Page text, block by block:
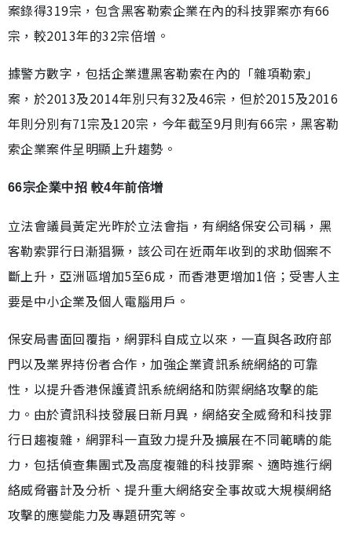
案錄得319宗，包含黑客勒索企業在內的科技罪案亦有66
宗，較2013年的32宗倍增。
據警方數字，包括企業遭黑客勒索在內的「雜項勒索」
案，於2013及2014年別只有32及46宗，但於2015及2016
年則分別有71宗及120宗，今年截至9月則有66宗，黑客勒
索企業案件呈明顯上升趨勢。
66宗企業中招 較4年前倍增
立法會議員黃定光昨於立法會指，有網絡保安公司稱，黑
客勒索罪行日漸猖獗，該公司在近兩年收到的求助個案不
斷上升，亞洲區增加5至6成，而香港更增加1倍；受害人主
要是中小企業及個人電腦用戶。
保安局書面回覆指，網罪科自成立以來，一直與各政府部
門以及業界持份者合作，加強企業資訊系統網絡的可靠
性，以提升香港保護資訊系統網絡和防禦網絡攻擊的能
力。由於資訊科技發展日新月異，網絡安全威脅和科技罪
行日趨複雜，網罪科一直致力提升及擴展在不同範疇的能
力，包括偵查集團式及高度複雜的科技罪案、適時進行網
絡威脅審計及分析、提升重大網絡安全事故或大規模網絡
攻擊的應變能力及專題研究等。